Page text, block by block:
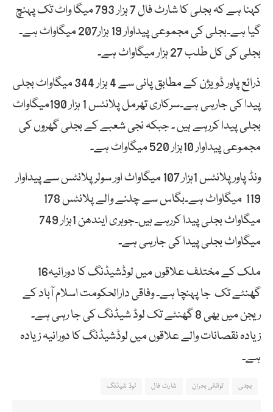
کہنا ہے کہ بجلی کا شارٹ فال 7 ہزار 793 میگا واٹ تک پہنچ
گیا ہے۔بجلی کی مجموعی پیداوار 19 ہزار207 میگاواٹ ہے۔
بجلی کی کل طلب 27 ہزار میگاواٹ ہے۔
ذرائع پاور ڈویژن کے مطابق پانی سے 4 ہزار 344 میگاواٹ بجلی
پیدا کی جارہی ہے۔سرکاری تھرمل پلانٹس 1 ہزار 190میگاواٹ
بجلی پیدا کررہے ہیں ۔ جبکہ نجی شعبے کے بجلی گھروں کی
مجموعی پیداوار 10ہزار 520 میگاواٹ ہے۔
ونڈ پاور پلانٹس 1ہزار 107 میگاواٹ اور سولرپلانٹس سے پیداوار
119 میگاواٹ ہے۔بگاس سے چلنے والے پلانٹس 178
میگاواٹ بجلی پیدا کررہے ہیں۔جوہری ایندھن 1ہزار 749
میگاواٹ بجلی پیدا کی جارہی ہے۔
ملک کے مختلف علاقوں میں لوڈشیڈنگ کا دورانیہ16
گھنٹے تک جا پہنچا ہے۔ وفاقی دارالحکومت اسلام آباد کے
ریجن میں بھی 8 گھنٹے تک لوڈ شیڈنگ کی جا رہی ہے۔
زیادہ نقصانات والے علاقوں میں لوڈشیڈنگ کا دورانیہ زیادہ
ہے۔
بجلی توانائی بحران شارٹ فال لوڈ شیڈنگ